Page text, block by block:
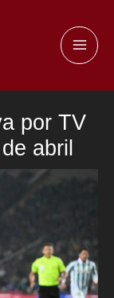
por TV
abril